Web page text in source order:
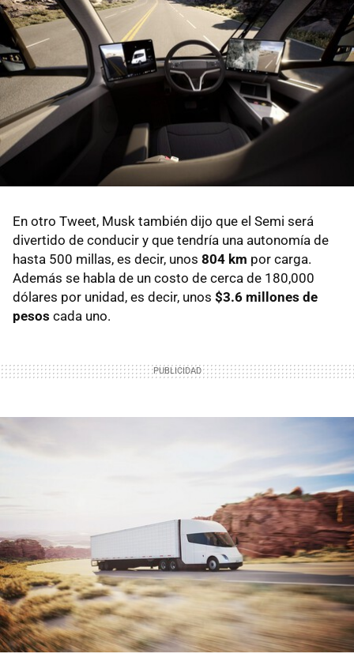
En otro Tweet, Musk también dijo que el Semi será
divertido de conducir y que tendría una autonomía de
hasta 500 millas, es decir, unos 804 km por carga.
Además se habla de un costo de cerca de 180,000
dólares por unidad, es decir, unos $3.6 millones de
pesos cada uno.